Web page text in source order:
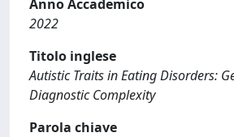
Anno Accademico
2022
Titolo inglese
Autistic Traits in Eating Disorders:
Diagnostic Complexity
Parola chiave